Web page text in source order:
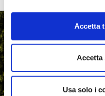
Accetta
Accetta
Usa solo i